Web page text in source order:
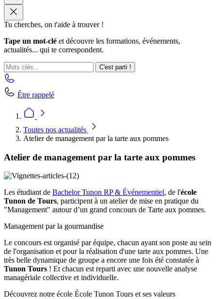
Tu cherches, on t'aide à trouver !
Tape un mot-clé et découvre les formations, événements,
actualités... qui te correspondent.
C'est parti !
Être rappelé
Toutes nos actualités
Atelier de management par la tarte aux pommes
Atelier de management par la tarte aux pommes
Les étudiant de Bachelor Tunon RP & Événementiel, de l'école
Tunon de Tours, participent à un atelier de mise en pratique du
"Management" autour d’un grand concours de Tarte aux pommes.
Management par la gourmandise
Le concours est organisé par équipe, chacun ayant son poste au sein
de l'organisation et pour la réalisation d'une tarte aux pommes. Une
très belle dynamique de groupe a encore une fois été constatée à
Tunon Tours ! Et chacun est reparti avec une nouvelle analyse
managériale collective et individuelle.
Découvrez notre école École Tunon Tours et ses valeurs